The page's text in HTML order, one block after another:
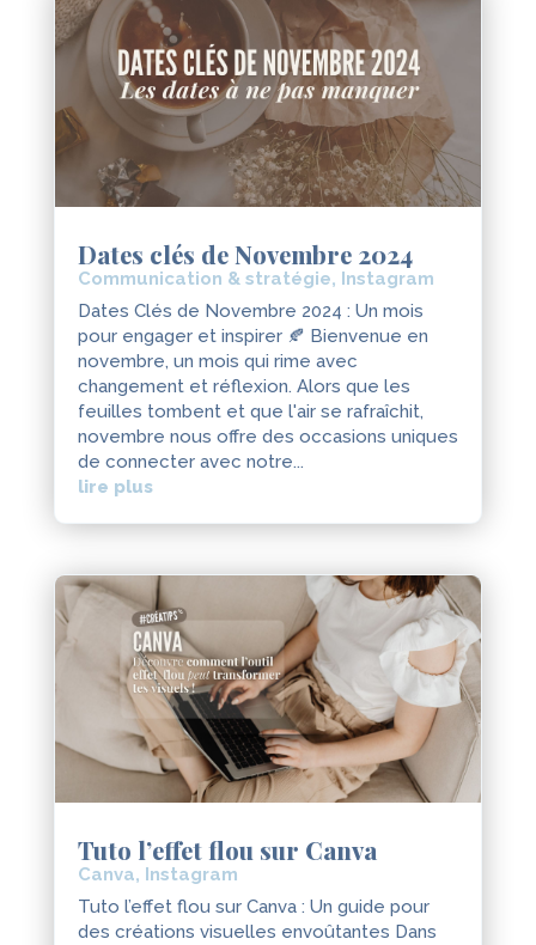
Dates clés de Novembre 2024
Communication & stratégie, Instagram
Dates Clés de Novembre 2024 : Un mois
pour engager et inspirer 🍂 Bienvenue en
novembre, un mois qui rime avec
changement et réflexion. Alors que les
feuilles tombent et que l'air se rafraîchit,
novembre nous offre des occasions uniques
de connecter avec notre...
lire plus
Tuto l’effet flou sur Canva
Canva, Instagram
Tuto l’effet flou sur Canva : Un guide pour
des créations visuelles envoûtantes Dans